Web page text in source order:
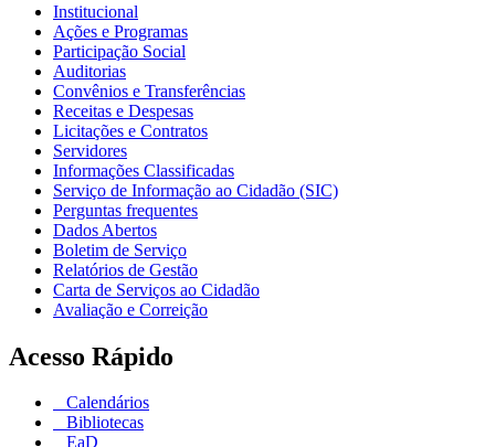
Institucional
Ações e Programas
Participação Social
Auditorias
Convênios e Transferências
Receitas e Despesas
Licitações e Contratos
Servidores
Informações Classificadas
Serviço de Informação ao Cidadão (SIC)
Perguntas frequentes
Dados Abertos
Boletim de Serviço
Relatórios de Gestão
Carta de Serviços ao Cidadão
Avaliação e Correição
Acesso Rápido
Calendários
Bibliotecas
EaD